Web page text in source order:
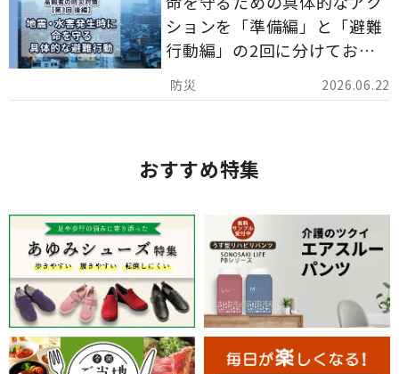
2026.06.22
ションを「準備編」と「避難
行動編」の2回に分けてお届
けしています。
おすすめ特集